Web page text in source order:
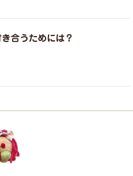
合うためには？